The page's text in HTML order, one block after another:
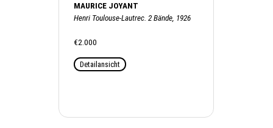
MAURICE JOYANT
Henri Toulouse-Lautrec. 2 Bände, 1926
€2.000
Detailansicht